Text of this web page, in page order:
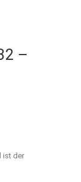
–
ist der